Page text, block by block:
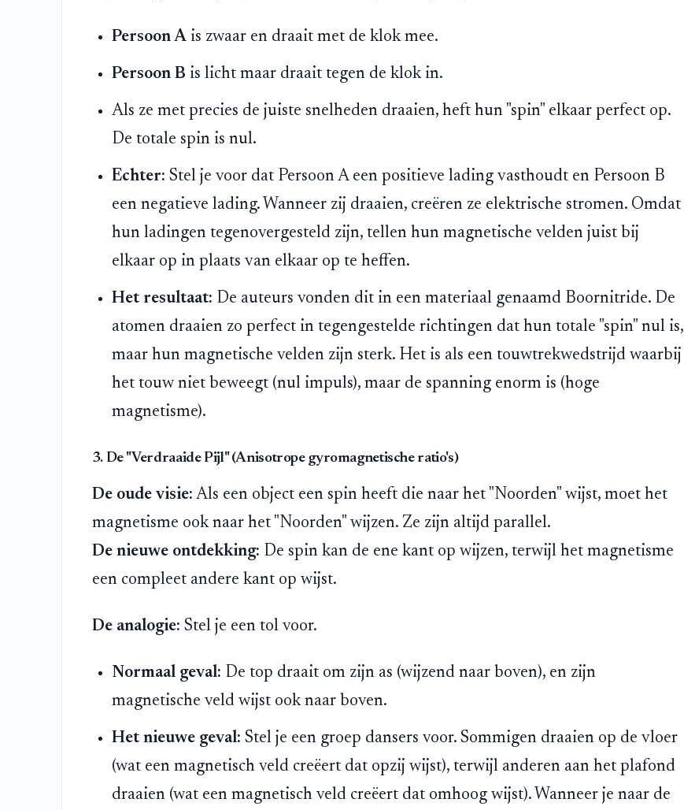
Persoon A is zwaar en draait met de klok mee.
Persoon B is licht maar draait tegen de klok in.
Als ze met precies de juiste snelheden draaien, heft hun "spin" elkaar perfect op.
De totale spin is nul.
Echter: Stel je voor dat Persoon A een positieve lading vasthoudt en Persoon B
een negatieve lading. Wanneer zij draaien, creëren ze elektrische stromen. Omdat
hun ladingen tegenovergesteld zijn, tellen hun magnetische velden juist bij
elkaar op in plaats van elkaar op te heffen.
Het resultaat: De auteurs vonden dit in een materiaal genaamd Boornitride. De
atomen draaien zo perfect in tegengestelde richtingen dat hun totale "spin" nul is,
maar hun magnetische velden zijn sterk. Het is als een touwtrekwedstrijd waarbij
het touw niet beweegt (nul impuls), maar de spanning enorm is (hoge
magnetisme).
3. De "Verdraaide Pijl" (Anisotrope gyromagnetische ratio's)
De oude visie: Als een object een spin heeft die naar het "Noorden" wijst, moet het
magnetisme ook naar het "Noorden" wijzen. Ze zijn altijd parallel.
De nieuwe ontdekking: De spin kan de ene kant op wijzen, terwijl het magnetisme
een compleet andere kant op wijst.
De analogie: Stel je een tol voor.
Normaal geval: De top draait om zijn as (wijzend naar boven), en zijn
magnetische veld wijst ook naar boven.
Het nieuwe geval: Stel je een groep dansers voor. Sommigen draaien op de vloer
(wat een magnetisch veld creëert dat opzij wijst), terwijl anderen aan het plafond
draaien (wat een magnetisch veld creëert dat omhoog wijst). Wanneer je naar de